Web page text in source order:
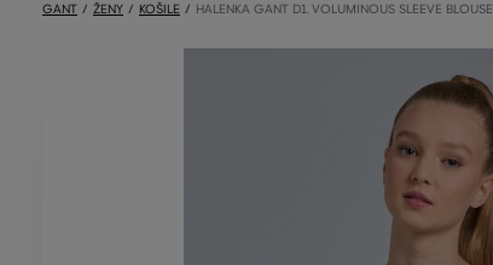
GANT ŽENY KOŠILE HALENKA GANT D1. VOLUMINOUS SLEEVE BLOUSE